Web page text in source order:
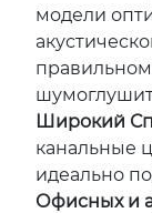
модели
Широкий
канальные
идеально
Офисных и